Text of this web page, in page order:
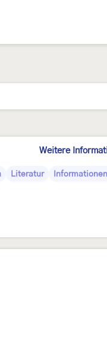
Weitere
Literatur